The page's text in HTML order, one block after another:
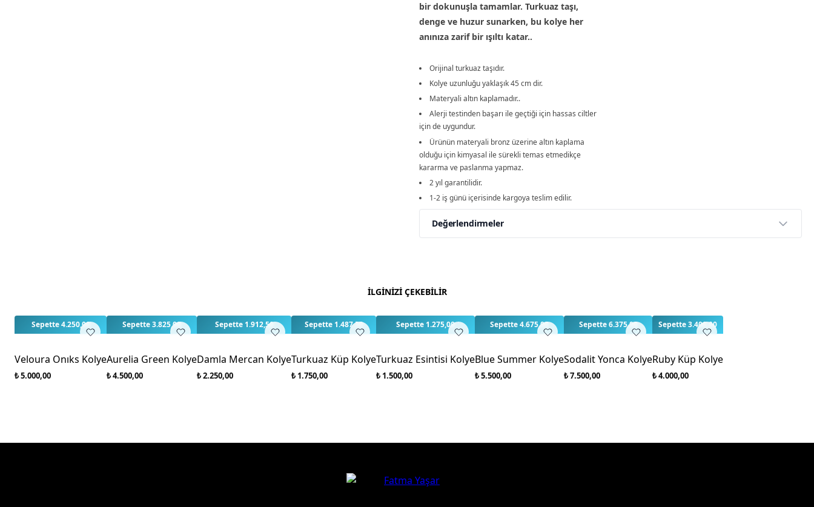
bir dokunuşla tamamlar. Turkuaz taşı,
denge ve huzur sunarken, bu kolye her
anınıza zarif bir ışıltı katar..
Orijinal turkuaz taşıdır.
Kolye uzunluğu yaklaşık 45 cm dir.
Materyali altın kaplamadır..
Alerji testinden başarı ile geçtiği için hassas ciltler
için de uygundur.
Ürünün materyali bronz üzerine altın kaplama
olduğu için kimyasal ile sürekli temas etmedikçe
kararma ve paslanma yapmaz.
2 yıl garantilidir.
1-2 iş günü içerisinde kargoya teslim edilir.
Değerlendirmeler
Bu ürün için henüz değerlendirme yapılmamış. İlk yorumu siz yapın!
İLGİNİZİ ÇEKEBİLİR
Sepette 4.250,00
Veloura Onıks Kolye
₺ 5.000,00
Sepette 3.825,00
Aurelia Green Kolye
₺ 4.500,00
Sepette 1.912,50
Damla Mercan Kolye
₺ 2.250,00
Sepette 1.487,50
Turkuaz Küp Kolye
₺ 1.750,00
Sepette 1.275,00
Turkuaz Esintisi Kolye
₺ 1.500,00
Sepette 4.675,00
Blue Summer Kolye
₺ 5.500,00
Sepette 6.375,00
Sodalit Yonca Kolye
₺ 7.500,00
Sepette 3.400,00
Ruby Küp Kolye
₺ 4.000,00